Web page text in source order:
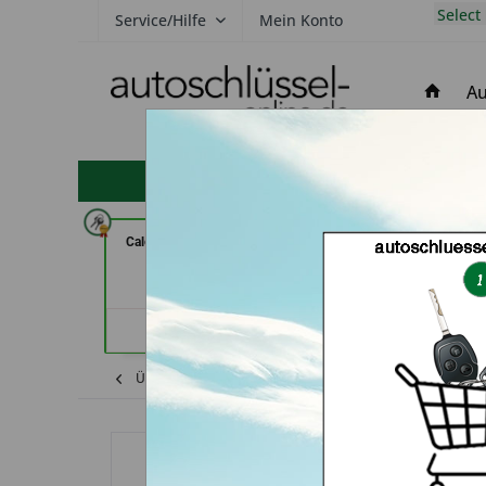
Service/Hilfe Mein Konto Select
hohe Kundenzufriedenheit
Calenberger Schlüssedienst (in
GSB
Übersicht Shop Schlüssel